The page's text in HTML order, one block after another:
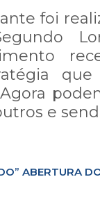
foi
e